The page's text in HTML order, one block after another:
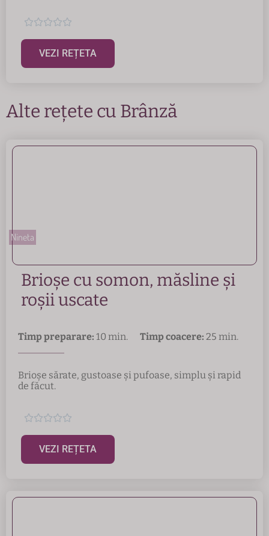

VEZI REȚETA
Alte rețete cu Brânză
Nineta
Brioșe cu somon, măsline și
roșii uscate
Timp preparare: 10 min. Timp coacere: 25 min.
Brioșe sărate, gustoase și pufoase, simplu și rapid
de făcut.

VEZI REȚETA